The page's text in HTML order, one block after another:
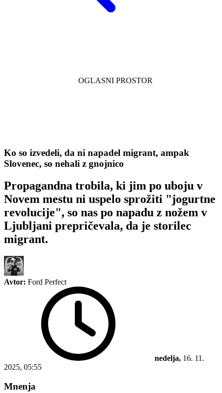
Ko so izvedeli, da ni napadel migrant, ampak
Slovenec, so nehali z gnojnico
Propagandna trobila, ki jim po uboju v
Novem mestu ni uspelo sprožiti "jogurtne
revolucije", so nas po napadu z nožem v
Ljubljani prepričevala, da je storilec
migrant.
Avtor: Ford Perfect
nedelja, 16. 11.
2025, 05:55
Mnenja